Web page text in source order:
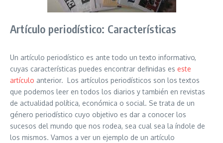
Artículo periodístico: Características
Un artículo periodístico es ante todo un texto informativo,
cuyas características puedes encontrar definidas es este
artículo anterior. Los artículos periodísticos son los textos
que podemos leer en todos los diarios y también en revistas
de actualidad política, económica o social. Se trata de un
género periodístico cuyo objetivo es dar a conocer los
sucesos del mundo que nos rodea, sea cual sea la índole de
los mismos. Vamos a ver un ejemplo de un artículo